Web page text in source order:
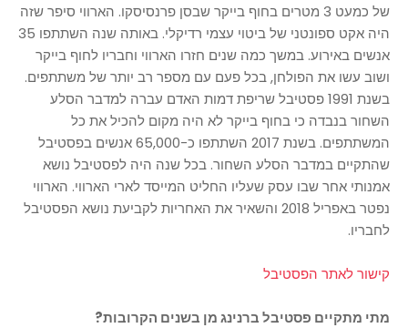
של כמעט 3 מטרים בחוף בייקר שבסן פרנסיסקו. הארווי סיפר שזה
היה אקט ספונטני של ביטוי עצמי רדיקלי. באותה שנה השתתפו 35
אנשים באירוע. במשך כמה שנים חזרו הארווי וחבריו לחוף בייקר
ושוב עשו את הפולחן, בכל פעם עם מספר רב יותר של משתתפים.
בשנת 1991 פסטיבל שריפת דמות האדם עברה למדבר הסלע
השחור בנבדה כי בחוף בייקר לא היה מקום להכיל את כל
המשתתפים. בשנת 2017 השתתפו כ-65,000 אנשים בפסטיבל
שהתקיים במדבר הסלע השחור. בכל שנה היה לפסטיבל נושא
אמנותי אחר שבו עסק שעליו החליט המייסד לארי הארווי. הארווי
נפטר באפריל 2018 והשאיר את האחריות לקביעת נושא הפסטיבל
לחבריו.
קישור לאתר הפסטיבל
מתי מתקיים פסטיבל ברנינג מן בשנים הקרובות?